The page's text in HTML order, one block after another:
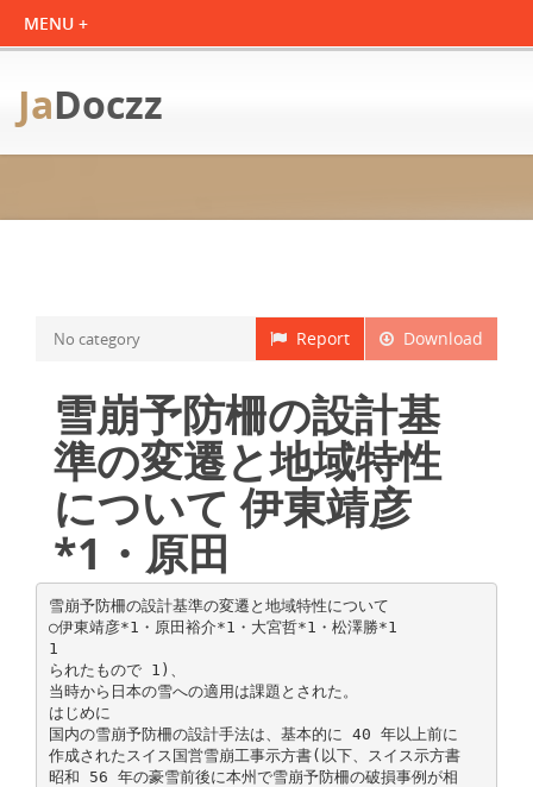
JaDoczz
Download
Report
No category
雪崩予防柵の設計基
準の変遷と地域特性
について 伊東靖彦
*1・原田
雪崩予防柵の設計基準の変遷と地域特性について
○伊東靖彦*1・原田裕介*1・大宮哲*1・松澤勝*1
1
られたもので 1)、
当時から日本の雪への適用は課題とされた。
はじめに
国内の雪崩予防柵の設計手法は、基本的に 40 年以上前に
作成されたスイス国営雪崩工事示方書(以下、スイス示方書
昭和 56 年の豪雪前後に本州で雪崩予防柵の破損事例が相